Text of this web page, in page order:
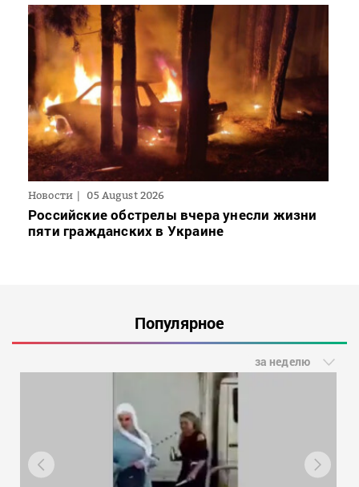
Новости 05 August 2026
Российские обстрелы вчера унесли жизни
пяти гражданских в Украине
Популярное
за неделю